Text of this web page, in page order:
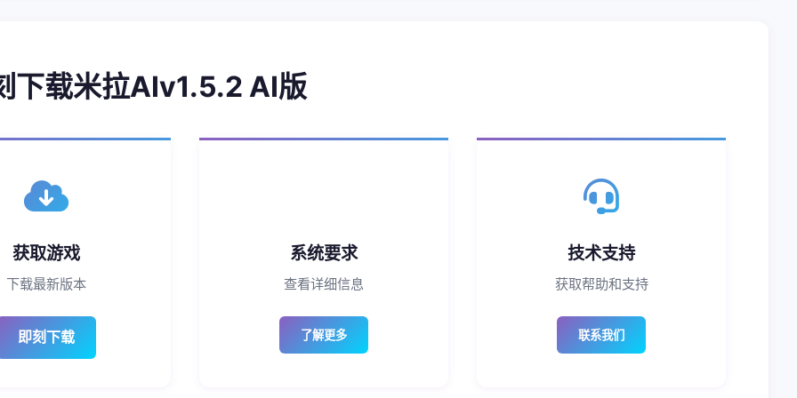
下载米拉AIv1.5.2 AI版
获取游戏
下载最新版本
即刻下载
系统要求
查看详细信息
了解更多
技术支持
获取帮助和支持
联系我们